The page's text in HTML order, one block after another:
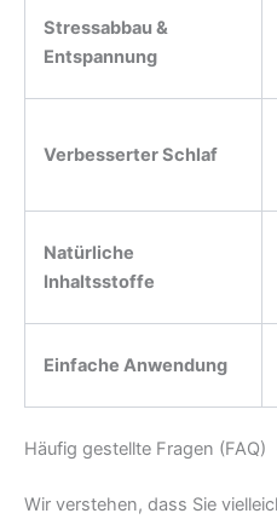
Stressabbau &
Entspannung
Verbesserter Schlaf
Natürliche
Inhaltsstoffe
Einfache Anwendung
Häufig gestellte Fragen (FAQ)
Wir verstehen, dass Sie